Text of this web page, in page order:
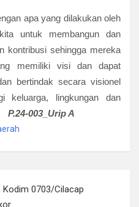
apa yang dilakukan oleh
untuk membangun dan
kontribusi sehingga mereka
memiliki visi dan dapat
bertindak secara visionel
keluarga, lingkungan dan
P.24-003_ Urip A
Kodim 0703/Cilacap